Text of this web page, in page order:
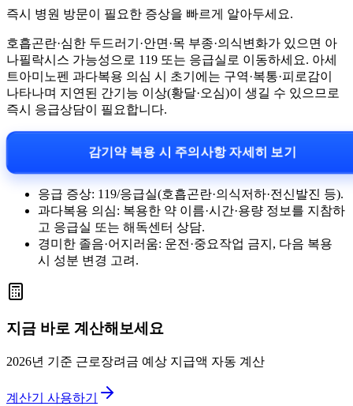
즉시 병원 방문이 필요한 증상을 빠르게 알아두세요.
호흡곤란·심한 두드러기·안면·목 부종·의식변화가 있으면 아
나필락시스 가능성으로 119 또는 응급실로 이동하세요. 아세
트아미노펜 과다복용 의심 시 초기에는 구역·복통·피로감이
나타나며 지연된 간기능 이상(황달·오심)이 생길 수 있으므로
즉시 응급상담이 필요합니다.
감기약 복용 시 주의사항 자세히 보기
응급 증상: 119/응급실(호흡곤란·의식저하·전신발진 등).
과다복용 의심: 복용한 약 이름·시간·용량 정보를 지참하
고 응급실 또는 해독센터 상담.
경미한 졸음·어지러움: 운전·중요작업 금지, 다음 복용
시 성분 변경 고려.
지금 바로 계산해보세요
2026년 기준 근로장려금 예상 지급액 자동 계산
계산기 사용하기